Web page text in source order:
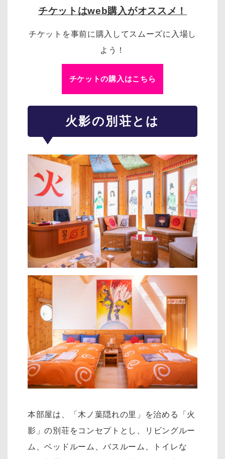
チケットはweb購入がオススメ！
チケットを事前に購入してスムーズに入場し
よう！
チケットの購入はこちら
火影の別荘とは
本部屋は、「木ノ葉隠れの里」を治める「火
影」の別荘をコンセプトとし、リ ビングルー
ム、ベッドルーム、バスルーム、トイレな